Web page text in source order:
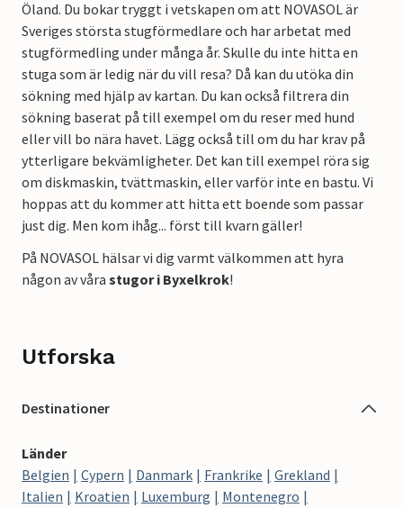
Öland. Du bokar tryggt i vetskapen om att NOVASOL är
Sveriges största stugförmedlare och har arbetat med
stugförmedling under många år. Skulle du inte hitta en
stuga som är ledig när du vill resa? Då kan du utöka din
sökning med hjälp av kartan. Du kan också filtrera din
sökning baserat på till exempel om du reser med hund
eller vill bo nära havet. Lägg också till om du har krav på
ytterligare bekvämligheter. Det kan till exempel röra sig
om diskmaskin, tvättmaskin, eller varför inte en bastu. Vi
hoppas att du kommer att hitta ett boende som passar
just dig. Men kom ihåg... först till kvarn gäller!
På NOVASOL hälsar vi dig varmt välkommen att hyra
någon av våra stugor i Byxelkrok!
Utforska
Destinationer
Länder
Belgien
Cypern Danmark Frankrike
Grekland
Italien
Kroatien Luxemburg
Montenegro